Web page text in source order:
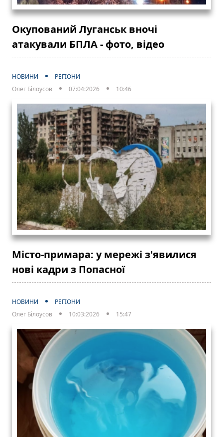
Окупований Луганськ вночі
атакували БПЛА - фото, відео
НОВИНИ
РЕГІОНИ
Олег Білоусов
07:04:2026 10:46
Місто-примара: у мережі з'явилися
нові кадри з Попасної
НОВИНИ
РЕГІОНИ
Олег Білоусов
10:03:2026 15:47